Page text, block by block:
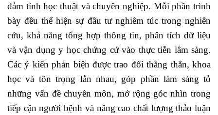
đảm tính học thuật và chuyên nghiệp. Mỗi phần trình
bày đều thể hiện sự đầu tư nghiêm túc trong nghiên
cứu, khả năng tổng hợp thông tin, phân tích dữ liệu
và vận dụng y học chứng cứ vào thực tiễn lâm sàng.
Các ý kiến phản biện được trao đổi thẳng thắn, khoa
học và tôn trọng lẫn nhau, góp phần làm sáng tỏ
những vấn đề chuyên môn, mở rộng góc nhìn trong
tiếp cận người bệnh và nâng cao chất lượng thảo luận